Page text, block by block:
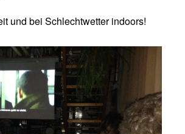
und bei Schlechtwetter indoors!